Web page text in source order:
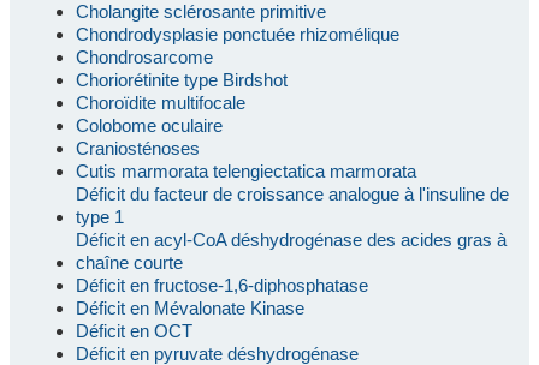
Cholangite sclérosante primitive
Chondrodysplasie ponctuée rhizomélique
Chondrosarcome
Choriorétinite type Birdshot
Choroïdite multifocale
Colobome oculaire
Craniosténoses
Cutis marmorata telengiectatica marmorata
Déficit du facteur de croissance analogue à l'insuline de
type 1
Déficit en acyl-CoA déshydrogénase des acides gras à
chaîne courte
Déficit en fructose-1,6-diphosphatase
Déficit en Mévalonate Kinase
Déficit en OCT
Déficit en pyruvate déshydrogénase